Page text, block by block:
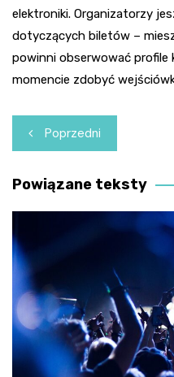
elektroniki. Organizatorzy
dotyczących biletów –
powinni obserwować profile
momencie zdobyć
Nawigacja
wpisu
Poprzedni
Powiązane teksty